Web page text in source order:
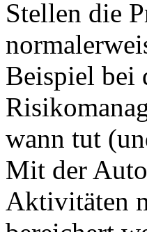
Stellen die
Beispiel bei
wann tut
Mit der
Aktivitäten